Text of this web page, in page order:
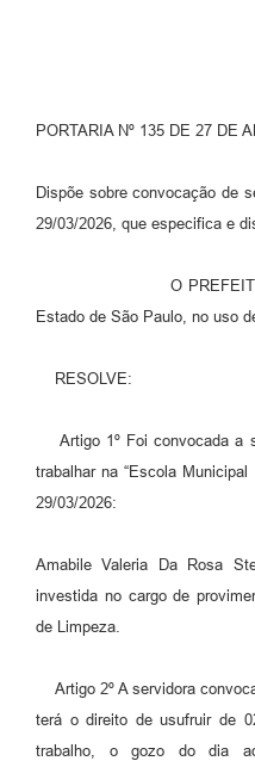
Contratos
PLANO MUNICIPAL DE
Galeria de Vídeos
Editais
Links
Folha de Pagamento
Serviços ao Cidadão
Nota Fiscal Eletrônica
Compras Web
PORTARIA Nº 135 DE 27 DE
Dispõe sobre convocação de
29/03/2026, que especifica e
O PREFEITO
Estado de São Paulo, no uso
RESOLVE:
Artigo 1º Foi convocada a
trabalhar na “Escola
29/03/2026:
Amabile Valeria Da Rosa
investida no cargo de
de Limpeza.
Artigo 2º A servidora
terá o direito de usufruir de
trabalho, o gozo do dia